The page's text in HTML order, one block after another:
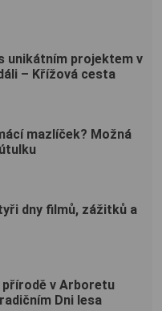
unikátním projektem v
– Křížová cesta
mazlíček? Možná
dny filmů, zážitků a
přírodě v Arboretu
Dni lesa